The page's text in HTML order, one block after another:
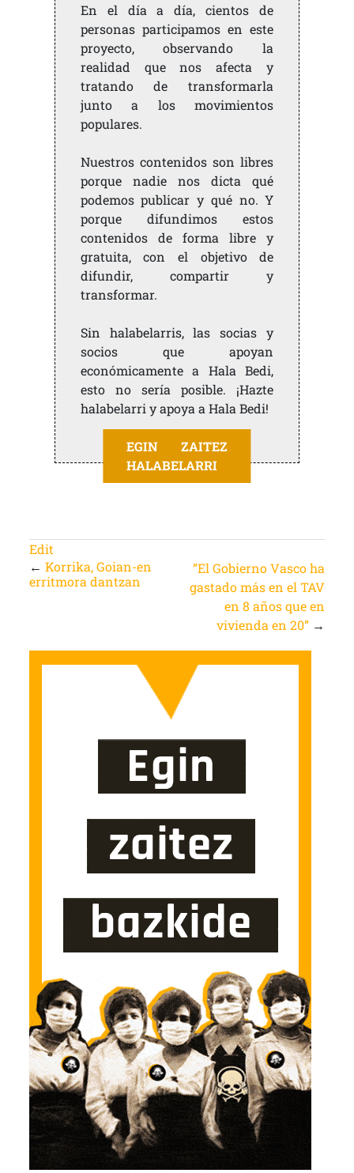
En el día a día, cientos de
personas participamos en este
proyecto, observando la
realidad que nos afecta y
tratando de transformarla
junto a los movimientos
populares.
Nuestros contenidos son libres
porque nadie nos dicta qué
podemos publicar y qué no. Y
porque difundimos estos
contenidos de forma libre y
gratuita, con el objetivo de
difundir, compartir y
transformar.
Sin halabelarris, las socias y
socios que apoyan
económicamente a Hala Bedi,
esto no sería posible. ¡Hazte
halabelarri y apoya a Hala Bedi!
EGIN ZAITEZ
HALABELARRI
Edit
← Korrika, Goian-en
erritmora dantzan
“El Gobierno Vasco ha
gastado más en el TAV
en 8 años que en
vivienda en 20” →